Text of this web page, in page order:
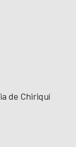
de Chiriquí